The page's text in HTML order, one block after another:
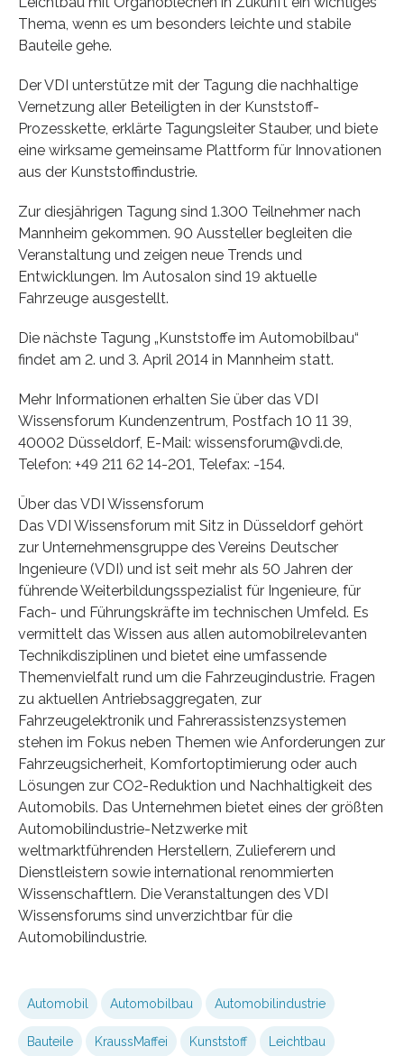
Thema, wenn es um besonders leichte und stabile
Bauteile gehe.
Der VDI unterstütze mit der Tagung die nachhaltige
Vernetzung aller Beteiligten in der Kunststoff-
Prozesskette, erklärte Tagungsleiter Stauber, und biete
eine wirksame gemeinsame Plattform für Innovationen
aus der Kunststoffindustrie.
Zur diesjährigen Tagung sind 1.300 Teilnehmer nach
Mannheim gekommen. 90 Aussteller begleiten die
Veranstaltung und zeigen neue Trends und
Entwicklungen. Im Autosalon sind 19 aktuelle
Fahrzeuge ausgestellt.
Die nächste Tagung „Kunststoffe im Automobilbau“
findet am 2. und 3. April 2014 in Mannheim statt.
Mehr Informationen erhalten Sie über das VDI
Wissensforum Kundenzentrum, Postfach 10 11 39,
40002 Düsseldorf, E-Mail: wissensforum@vdi.de,
Telefon: +49 211 62 14-201, Telefax: -154.
Über das VDI Wissensforum
Das VDI Wissensforum mit Sitz in Düsseldorf gehört
zur Unternehmensgruppe des Vereins Deutscher
Ingenieure (VDI) und ist seit mehr als 50 Jahren der
führende Weiterbildungsspezialist für Ingenieure, für
Fach- und Führungskräfte im technischen Umfeld. Es
vermittelt das Wissen aus allen automobilrelevanten
Technikdisziplinen und bietet eine umfassende
Themenvielfalt rund um die Fahrzeugindustrie. Fragen
zu aktuellen Antriebsaggregaten, zur
Fahrzeugelektronik und Fahrerassistenzsystemen
stehen im Fokus neben Themen wie Anforderungen zur
Fahrzeugsicherheit, Komfortoptimierung oder auch
Lösungen zur CO2-Reduktion und Nachhaltigkeit des
Automobils. Das Unternehmen bietet eines der größten
Automobilindustrie-Netzwerke mit
weltmarktführenden Herstellern, Zulieferern und
Dienstleistern sowie international renommierten
Wissenschaftlern. Die Veranstaltungen des VDI
Wissensforums sind unverzichtbar für die
Automobilindustrie.
Automobil Automobilbau Automobilindustrie
Bauteile KraussMaffei Kunststoff Leichtbau